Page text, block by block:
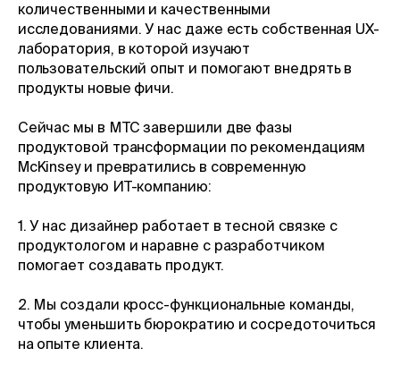
количественными и качественными
исследованиями. У нас даже есть собственная UX-
лаборатория, в которой изучают
пользовательский опыт и помогают внедрять в
продукты новые фичи.
Сейчас мы в МТС завершили две фазы
продуктовой трансформации по рекомендациям
McKinsey и превратились в современную
продуктовую ИТ-компанию:
1. У нас дизайнер работает в тесной связке с
продуктологом и наравне с разработчиком
помогает создавать продукт.
2. Мы создали кросс-функциональные команды,
чтобы уменьшить бюрократию и сосредоточиться
на опыте клиента.